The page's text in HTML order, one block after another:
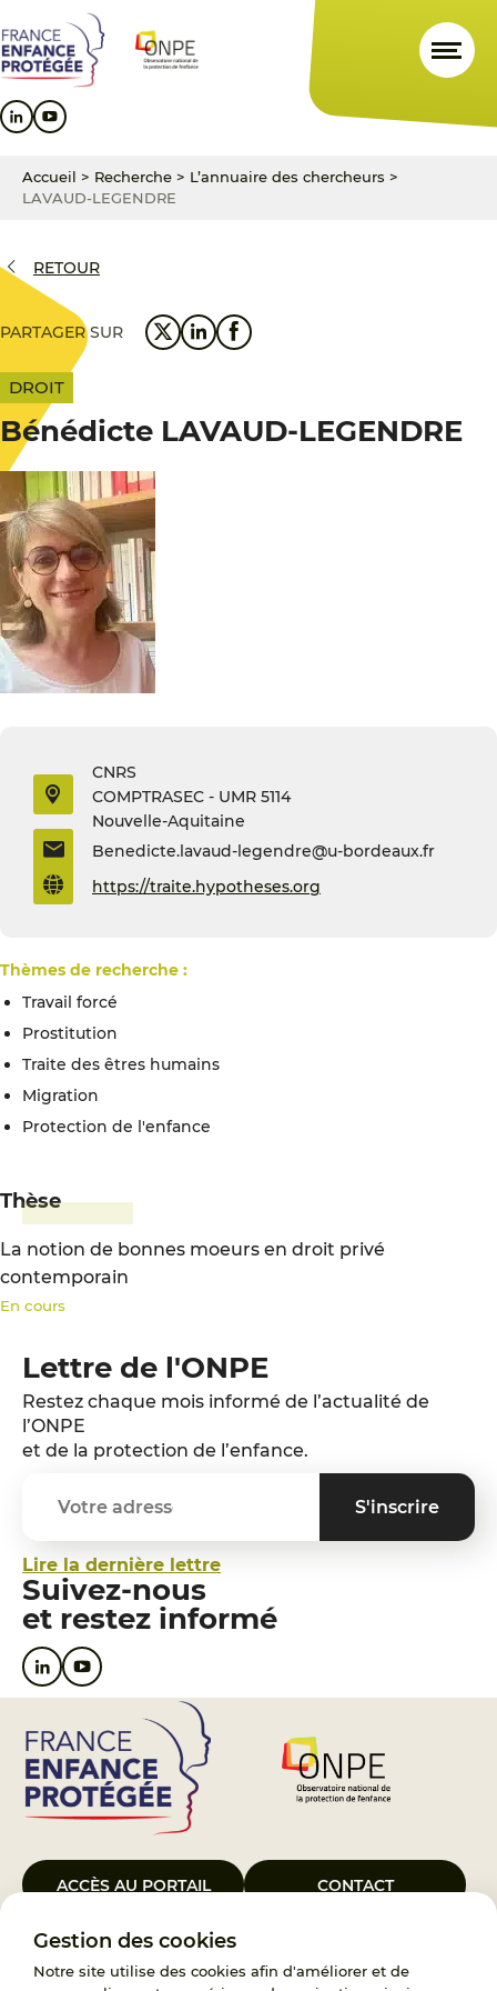
Gestion des cookies
Notre site utilise des cookies afin d'améliorer et de
au
contenu
principal
au
menu
principal
au
pied
de
Accueil > Recherche > L’annuaire des chercheurs >
LAVAUD-LEGENDRE
RETOUR
PARTAGER SUR
DROIT
Bénédicte LAVAUD-LEGENDRE
CNRS
COMPTRASEC - UMR 5114
Nouvelle-Aquitaine
Benedicte.lavaud-legendre@u-bordeaux.fr
https://traite.hypotheses.org
Thèmes de recherche :
travail forcé
prostitution
traite des êtres humains
migration
protection de l'enfance
Thèse
La notion de bonnes moeurs en droit privé
contemporain
En cours
Lettre de l'ONPE
Restez chaque mois informé de l’actualité de
l’ONPE
et de la protection de l’enfance.
Lire la dernière lettre
Suivez-nous
et restez informé
ACCÈS AU PORTAIL CONTACT
Le Groupement d’Intérêt Public France Enfance Protégée, créé le 5
janvier 2023, a pour objet d’assurer les missions de service public du
119, d’accompagnement des adoptants et de traitement des